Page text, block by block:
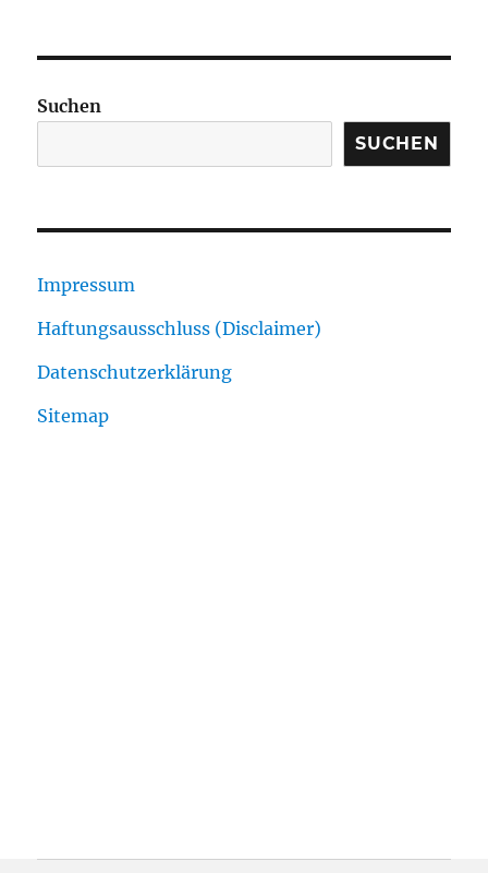
Suchen
SUCHEN
Impressum
Haftungsausschluss (Disclaimer)
Datenschutzerklärung
Sitemap